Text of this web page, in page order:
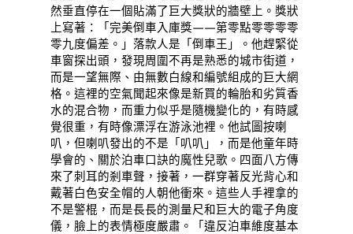
然垂直停在一個貼滿了巨大獎狀的牆壁上。獎狀
上寫著：「完美倒車入庫獎——第零點零零零零
零九度偏差。」落款人是「倒車王」。他趕緊從
車窗探出頭，發現周圍不再是熟悉的城市街道，
而是一望無際、由無數白線和編號組成的巨大網
格。這裡的空氣聞起來像是新買的輪胎和劣質香
水的混合物，而重力似乎是隨機變化的，有時感
覺很重，有時像漂浮在游泳池裡。他試圖按喇
叭，但喇叭發出的不是「叭叭」，而是他童年時
學會的、關於泊車口訣的魔性兒歌。四面八方傳
來了刺耳的剎車聲，接著，一群穿著反光背心和
戴著白色安全帽的人朝他衝來。這些人手裡拿的
不是警棍，而是長長的測量尺和巨大的電子角度
儀，臉上的表情極度嚴肅。「違反泊車維度基本